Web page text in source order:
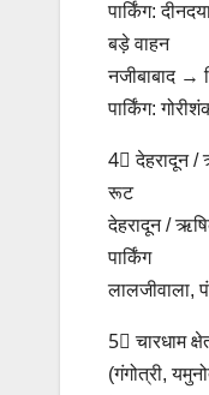
पार्किंग:
बड़े वाहन
नजीबाबाद →
पार्किंग:
4⃣ देहरादून /
रूट
देहरादून /
पार्किंग
लालजीवाला,
5⃣ चारधाम
(गंगोत्री,